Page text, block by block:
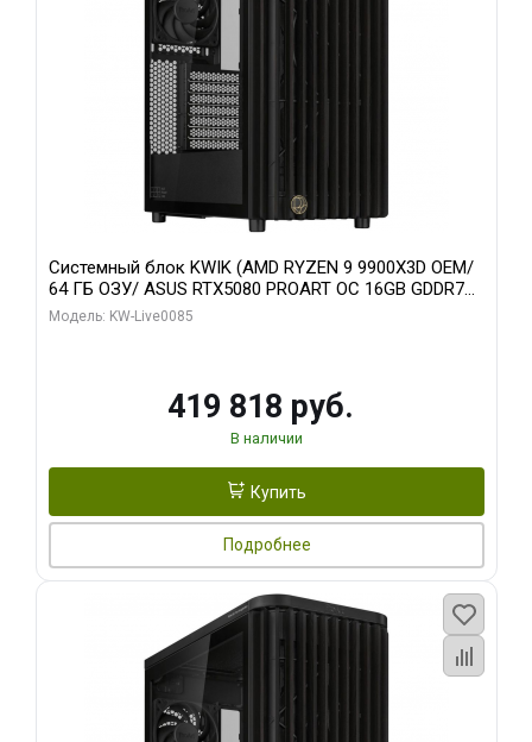
Системный блок KWIK (AMD RYZEN 9 9900X3D OEM/
64 ГБ ОЗУ/ ASUS RTX5080 PROART OC 16GB GDDR7
256bit Type-C DP 2/ 960 ГБ SSD)
Модель: KW-Live0085
419 818 руб.
В наличии
Купить
Подробнее